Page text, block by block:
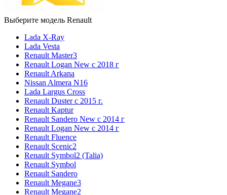
Выберите модель Renault
Lada X-Ray
Lada Vesta
Renault Master3
Renault Logan New с 2018 г
Renault Arkana
Nissan Almera N16
Lada Largus Cross
Renault Duster с 2015 г.
Renault Kaptur
Renault Sandero New с 2014 г
Renault Logan New с 2014 г
Renault Fluence
Renault Scenic2
Renault Symbol2 (Talia)
Renault Symbol
Renault Sandero
Renault Megane3
Renault Megane2